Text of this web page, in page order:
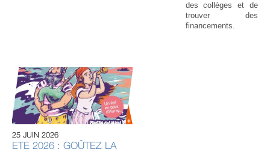
des collèges et de
trouver des
financements.
25 JUIN 2026
ETE 2026 : GOÛTEZ LA